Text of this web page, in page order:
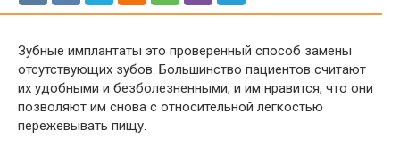
Зубные имплантаты это проверенный способ замены
отсутствующих зубов. Большинство пациентов считают
их удобными и безболезненными, и им нравится, что они
позволяют им снова с относительной легкостью
пережевывать пищу.